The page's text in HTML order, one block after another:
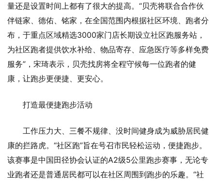
量还是设置时间上都有了很大的提高。“贝壳将联合合作伙
伴链家、德佑、铭家，在全国范围内根据社区环境、跑者分
布，于重点区域精选3000家门店长期设立社区跑服务站，
为社区跑者提供饮水补给、物品寄存、应急医疗等多样免费
服务”，宋琦表示，贝壳找房将全程守候每一位跑者的健
康，让跑步更便捷、更安心。
打造最便捷跑步活动
工作压力大、三餐不规律、没时间健身成为威胁居民健
康的拦路虎。“社区跑”旨在号召市民轻松运动，便捷跑步。
该赛事是中国田径协会认证的A2级5公里跑步赛事，无论专
业跑者还是普通居民都可以在社区周围到跑步的乐趣。“社